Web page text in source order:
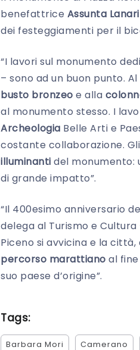
benefattrice Assunta
dei festeggiamenti per il
“I lavori sul monumento
– sono ad un buon punto.
busto bronzeo e alla
al monumento stesso. I
Archeologia Belle Arti e
costante collaborazione.
illuminanti del monumento:
di grande impatto”.
“Il 400esimo anniversario
delega al Turismo e
Piceno si avvicina e la
percorso marattiano al
suo paese d’origine”.
Tags:
Barbara Mori Camerano